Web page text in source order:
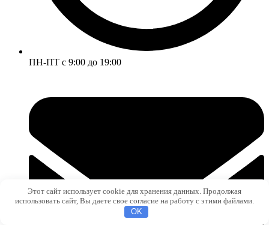
ПН-ПТ с 9:00 до 19:00
Этот сайт использует cookie для хранения данных. Продолжая
использовать сайт, Вы даете свое согласие на работу с этими файлами.
OK